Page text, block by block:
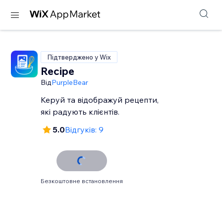
Підтверджено у Wix
Recipe
ВідPurpleBear
Керуй та відображуй рецепти,
які радують клієнтів.
5.0Відгуків: 9
Безкоштовне встановлення